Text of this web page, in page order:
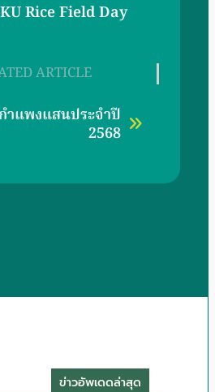
Rice Field Day
ARTICLE
ำแพงแสนประจำปี
2568
ข่าวอัพเดดล่าสุด